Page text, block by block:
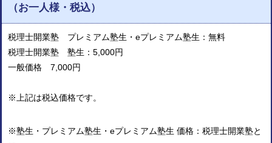
（お一人様・税込）
税理士開業塾 プレミアム塾生・eプレミアム塾生：無料
税理士開業塾 塾生：5,000円
一般価格 7,000円
※上記は税込価格です。
※塾生・プレミアム塾生・eプレミアム塾生 価格：税理士開業塾と